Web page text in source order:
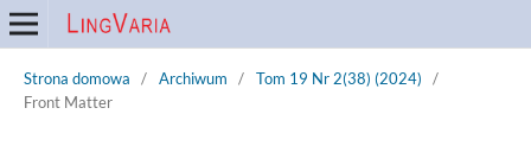
Strona domowa / Archiwum / Tom 19 Nr 2(38) (2024)
/
Front Matter